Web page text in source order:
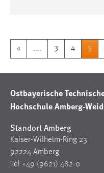
« .... 3 4 5
Ostbayerische
Hochschule Amberg-
Standort Amberg
Kaiser-Wilhelm-Ring 23
92224 Amberg
Tel +49 (9621) 482-0